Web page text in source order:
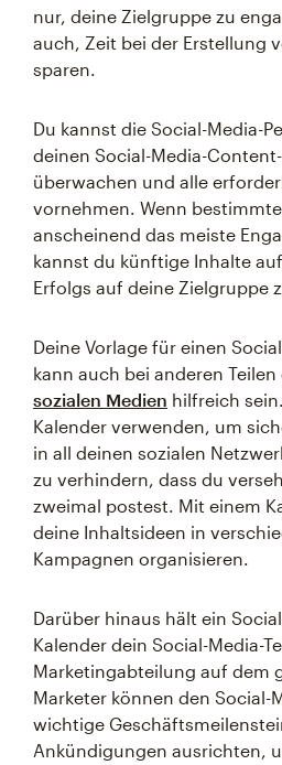
nur, deine Zielgruppe zu
auch, Zeit bei der Erstellung
sparen.
Du kannst die Social-Media-
deinen Social-Media-
überwachen und alle
vornehmen. Wenn
anscheinend das meiste
kannst du künftige Inhalte
Erfolgs auf deine Zielgruppe
Deine Vorlage für einen
kann auch bei anderen Teilen
sozialen Medien hilfreich
Kalender verwenden, um
in all deinen sozialen
zu verhindern, dass du
zweimal postest. Mit einem
deine Inhaltsideen in
Kampagnen organisieren.
Darüber hinaus hält ein
Kalender dein Social-Media-
Marketingabteilung auf dem
Marketer können den Social-
wichtige
Ankündigungen ausrichten,